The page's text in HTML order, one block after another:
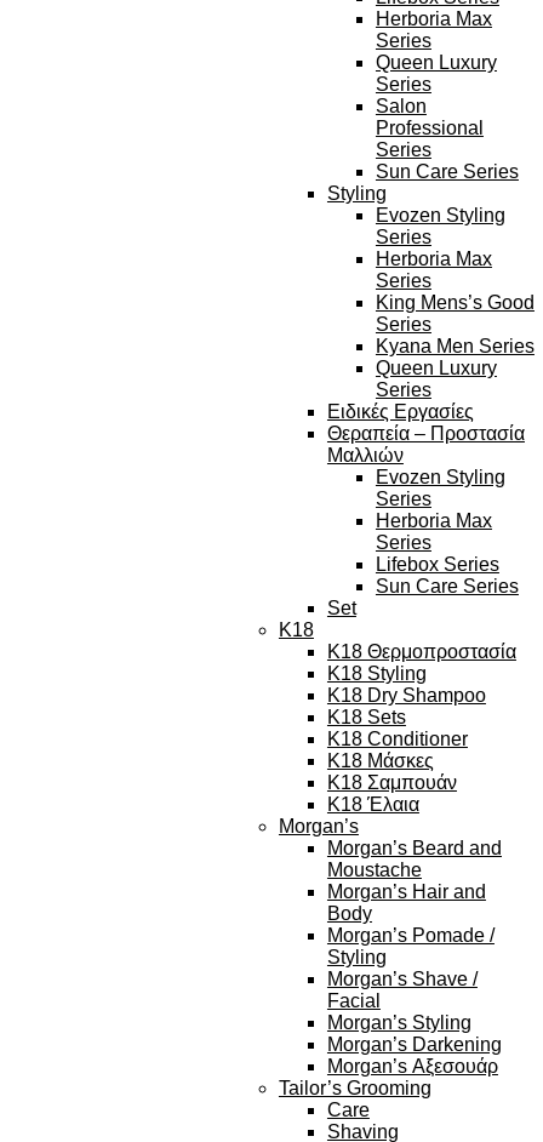
Herboria Max
Series
Queen Luxury
Series
Salon
Professional
Series
Sun Care Series
Styling
Evozen Styling
Series
Herboria Max
Series
King Mens’s Good
Series
Kyana Men Series
Queen Luxury
Series
Ειδικές Εργασίες
Θεραπεία – Προστασία
Μαλλιών
Evozen Styling
Series
Herboria Max
Series
Lifebox Series
Sun Care Series
Set
K18
K18 Θερμοπροστασία
K18 Styling
K18 Dry Shampoo
K18 Sets
K18 Conditioner
K18 Μάσκες
K18 Σαμπουάν
K18 Έλαια
Morgan’s
Morgan’s Beard and
Moustache
Morgan’s Hair and
Body
Morgan’s Pomade /
Styling
Morgan’s Shave /
Facial
Morgan’s Styling
Morgan’s Darkening
Morgan’s Αξεσουάρ
Tailor’s Grooming
Care
Shaving